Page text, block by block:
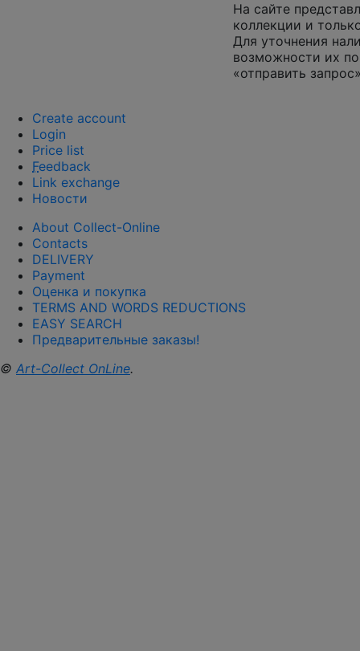
На сайте
коллекции и
Для уточнения
возможности их
«отправить
Create account
Login
Price list
Feedback
Link exchange
Новости
About Collect-Online
Contacts
DELIVERY
Payment
Оценка и покупка
TERMS AND WORDS REDUCTIONS
EASY SEARCH
Предварительные заказы!
© Art-Collect OnLine.